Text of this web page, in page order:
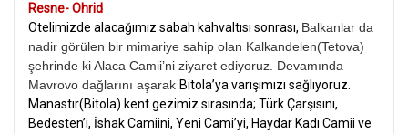
Resne- Ohrid
Otelimizde alacağımız sabah kahvaltısı sonrası, Balkanlar da
nadir görülen bir mimariye sahip olan Kalkandelen(Tetova)
şehrinde ki Alaca Camii’ni ziyaret ediyoruz. Devamında
Mavrovo dağlarını aşarak Bitola’ya varışımızı sağlıyoruz.
Manastır(Bitola) kent gezimiz sırasında; Türk Çarşısını,
Bedesten’i, İshak Camiini, Yeni Cami’yi, Haydar Kadı Camii ve